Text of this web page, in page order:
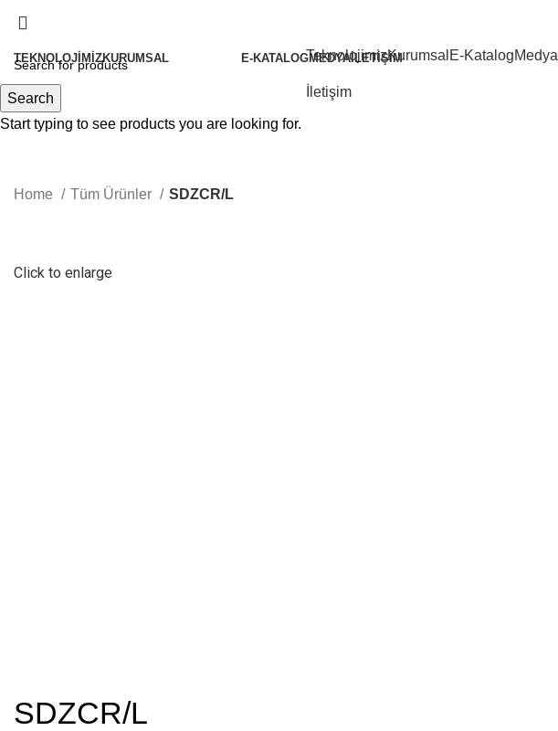
TeknolojimizKurumsal E-KatalogMedya
İletişim
Home Tüm Ürünler
SDZCR/L
Click to enlarge
SDZCR/L
TEKNOLOJIMIZKURUMSAL E-KATALOGMEDYAİLETIŞIM
Search
Start typing to see products you are looking for.